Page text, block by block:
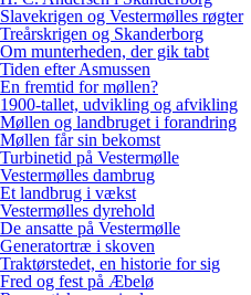
Slavekrigen og Vestermølles røgter
Treårskrigen og Skanderborg
Om munterheden, der gik tabt
Tiden efter Asmussen
En fremtid for møllen?
1900-tallet, udvikling og afvikling
Møllen og landbruget i forandring
Møllen får sin bekomst
Turbinetid på Vestermølle
Vestermølles dambrug
Et landbrug i vækst
Vestermølles dyrehold
De ansatte på Vestermølle
Generatortræ i skoven
Traktørstedet, en historie for sig
Fred og fest på Æbelø